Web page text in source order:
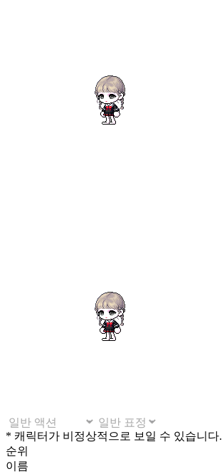
* 캐릭터가 비정상적으로 보일 수 있습니다.
순위
이름